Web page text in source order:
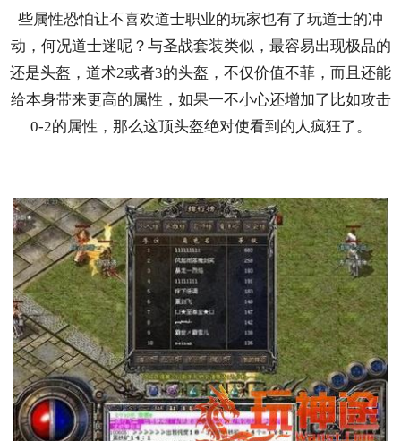
些属性恐怕让不喜欢道士职业的玩家也有了玩道士的冲
动，何况道士迷呢？与圣战套装类似，最容易出现极品的
还是头盔，道术2或者3的头盔，不仅价值不菲，而且还能
给本身带来更高的属性，如果一不小心还增加了比如攻击
0-2的属性，那么这顶头盔绝对使看到的人疯狂了。